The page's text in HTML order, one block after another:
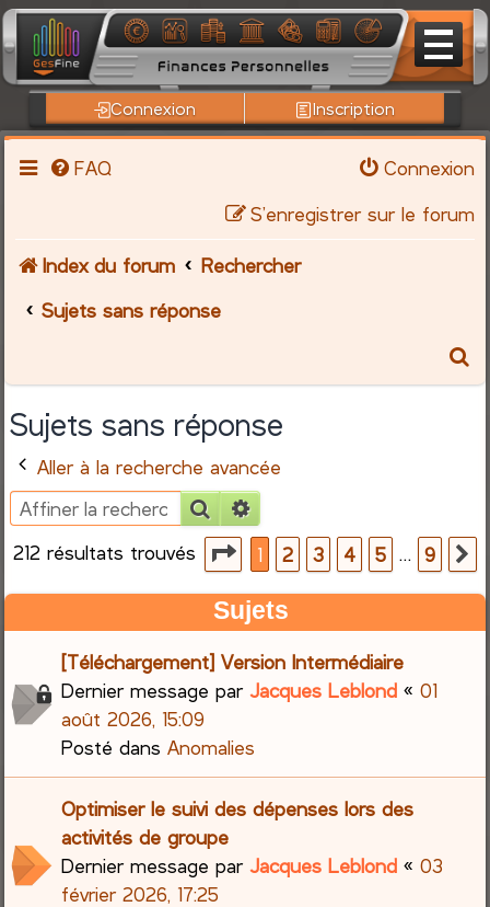
Connexion Inscription
FAQ
Connexion
S’enregistrer sur le forum
Index du forum
Rechercher
Sujets sans réponse
e
r
Sujets sans réponse
Aller à la recherche avancée
Rechercher
212 résultats trouvés
Page1sur
1 2 3 4 5 … 9
Sujets
[Téléchargement] Version Intermédiaire
Dernier message parJacques Leblond «01
août 2026, 15:09
Posté dansAnomalies
Optimiser le suivi des dépenses lors des
activités de groupe
Dernier message parJacques Leblond «03
février 2026, 17:25